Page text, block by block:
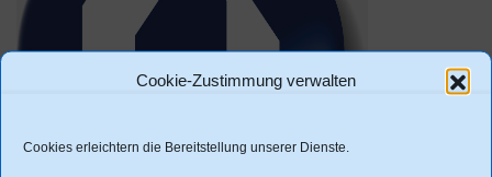
Cookie-Zustimmung verwalten
Cookies erleichtern die Bereitstellung unserer Dienste.